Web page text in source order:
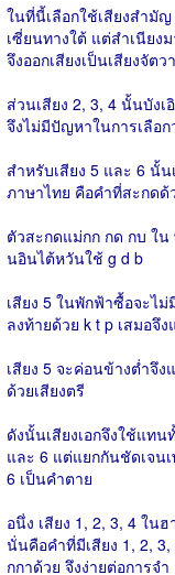
ในที่นี้เลือกใช้เสียงสำมั
เซี่ยนทางใต้ แต่สำเนียง
จึงออกเสียงเป็นเสียงจัตวา
ส่วนเสียง 2, 3, 4 นั้นบัง
จึงไม่มีปัญหาในการเลือ
สำหรับเสียง 5 และ 6 นั้
ภาษาไทย คือคำที่สะกด
ตัวสะกดแม่กก กด กบ ใ
นอินไต้หวันใช้ g d b
เสียง 5 ในพักฟ้าซื้อจะไ
ลงท้ายด้วย k t p เสมอจึ
เสียง 5 จะค่อนข้างต่ำจึ
ด้วยเสียงตรี
ดังนั้นเสียงเอกจึงใช้แทน
และ 6 แต่แยกกันชัดเจน
6 เป็นคำตาย
อนึ่ง เสียง 1, 2, 3, 4 ใน
นั่นคือคำที่มีเสียง 1, 2,
กกาด้วย จึงง่ายต่อการจำ